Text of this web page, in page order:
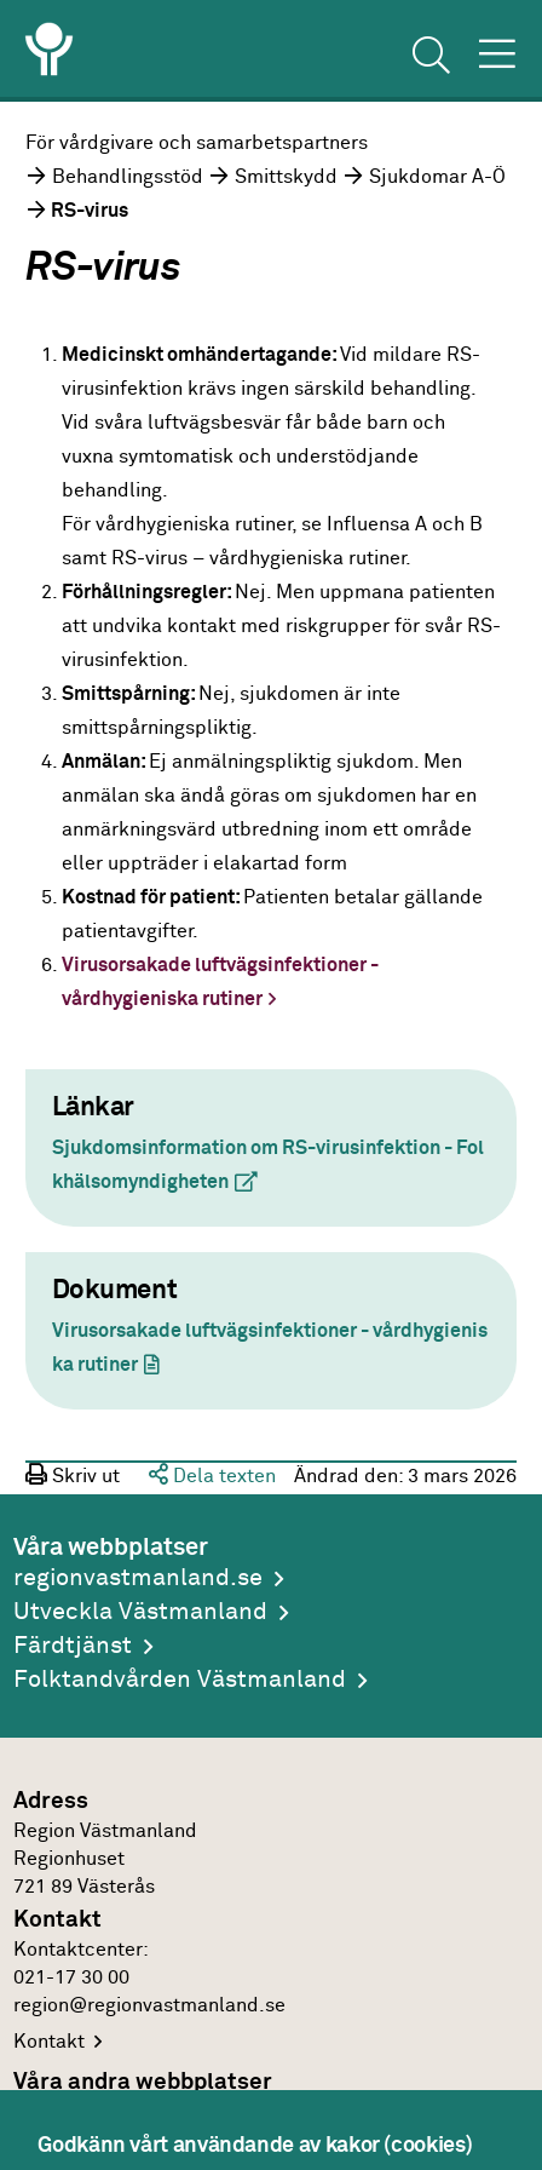
För vårdgivare och samarbetspartners
Behandlingsstöd
Smittskydd
Sjukdomar A-Ö
RS-virus
RS-virus
Medicinskt omhändertagande:Vid mildare RS-
virusinfektion krävs ingen särskild behandling.
Vid svåra luftvägsbesvär får både barn och
vuxna symtomatisk och understödjande
behandling.
För vårdhygieniska rutiner, se Influensa A och B
samt RS-virus – vårdhygieniska rutiner.
Förhållningsregler: Nej. Men uppmana patienten
att undvika kontakt med riskgrupper för svår RS-
virusinfektion.
Smittspårning: Nej, sjukdomen är inte
smittspårningspliktig.
Anmälan: Ej anmälningspliktig sjukdom. Men
anmälan ska ändå göras om sjukdomen har en
anmärkningsvärd utbredning inom ett område
eller uppträder i elakartad form
Kostnad för patient: Patienten betalar gällande
patientavgifter.
Virusorsakade luftvägsinfektioner -
vårdhygieniska rutiner
Länkar
Sjukdomsinformation om RS-virusinfektion - Fol
khälsomyndigheten(extern länk)
Dokument
Virusorsakade luftvägsinfektioner - vårdhygienis
ka rutiner(dokument)
Skriv ut Dela texten Ändrad den: 3 mars 2026
Våra webbplatser
regionvastmanland.se
Utveckla Västmanland
Färdtjänst
Folktandvården Västmanland
Adress
Region Västmanland
Regionhuset
721 89 Västerås
Kontakt
Kontakt­center:
021-17 30 00
region@regionvastmanland.se
Kontakt
Våra andra webbplatser
Region Västmanlands intranät
Godkänn vårt användande av kakor (cookies)